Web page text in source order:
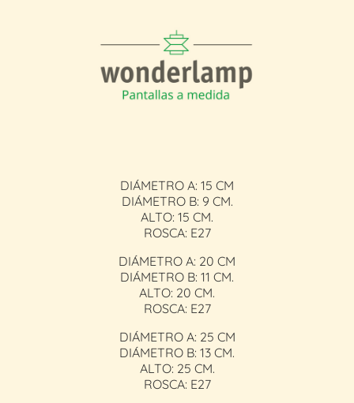
DIÁMETRO A: 15 CM
DIÁMETRO B: 9 CM.
ALTO: 15 CM.
ROSCA: E27
DIÁMETRO A: 20 CM
DIÁMETRO B: 11 CM.
ALTO: 20 CM.
ROSCA: E27
DIÁMETRO A: 25 CM
DIÁMETRO B: 13 CM.
ALTO: 25 CM.
ROSCA: E27